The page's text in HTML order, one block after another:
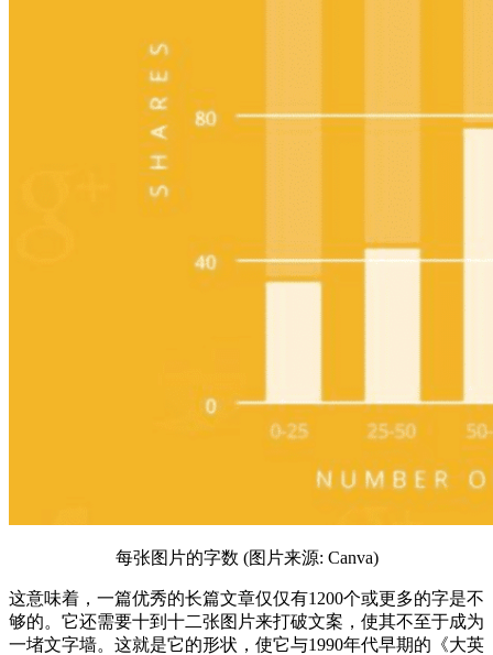
每张图片的字数 (图片来源: Canva)
这意味着，一篇优秀的长篇文章仅仅有1200个或更多的字是不
够的。它还需要十到十二张图片来打破文案，使其不至于成为
一堵文字墙。这就是它的形状，使它与1990年代早期的《大英